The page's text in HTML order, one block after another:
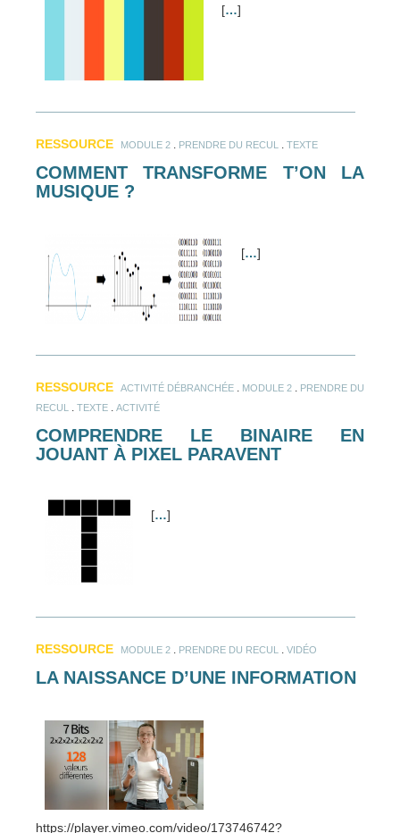
[…]
RESSOURCE MODULE 2 PRENDRE DU RECUL TEXTE
COMMENT TRANSFORME T’ON LA
MUSIQUE ?
[…]
RESSOURCE ACTIVITÉ DÉBRANCHÉE MODULE 2
PRENDRE DU
RECUL
TEXTE ACTIVITÉ
COMPRENDRE LE BINAIRE EN
JOUANT À PIXEL PARAVENT
[…]
RESSOURCE MODULE 2 PRENDRE DU RECUL VIDÉO
LA NAISSANCE D’UNE INFORMATION
https://player.vimeo.com/video/173746742?